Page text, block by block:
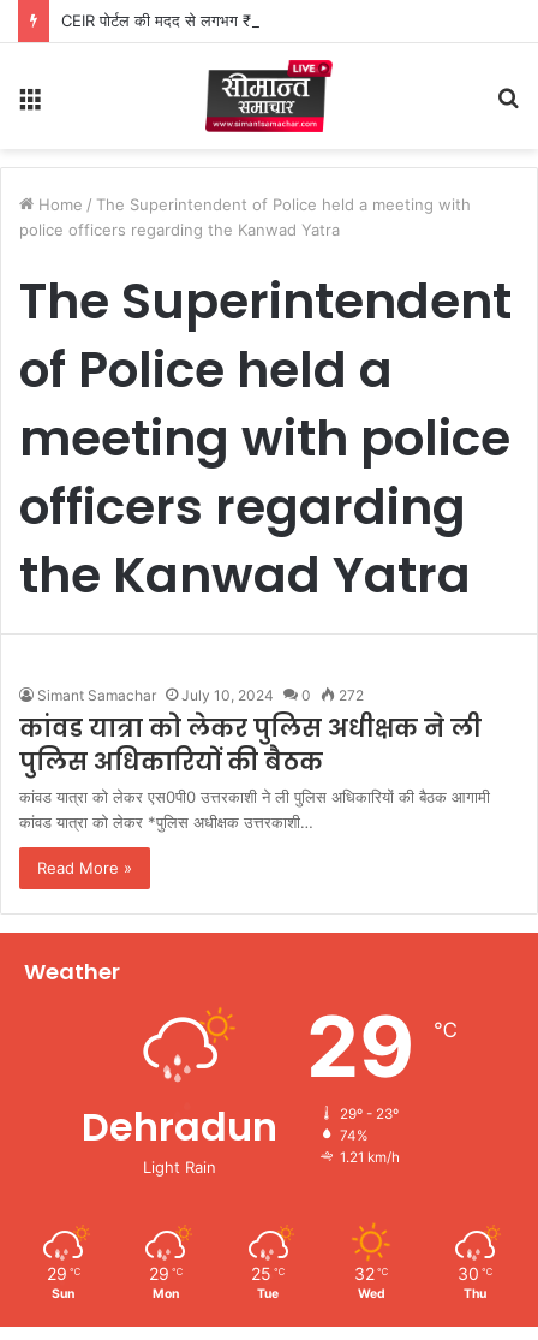
CEIR पोर्टल की मदद से लगभग ₹5 लाख मूल्य के 20 मोबाइल फोन बरामद
Home / The Superintendent of Police held a meeting with
police officers regarding the Kanwad Yatra
The Superintendent
of Police held a
meeting with police
officers regarding
the Kanwad Yatra
Simant Samachar July 10, 2024 0 272
कांवड यात्रा को लेकर पुलिस अधीक्षक ने ली
पुलिस अधिकारियों की बैठक
कांवड यात्रा को लेकर एस0पी0 उत्तरकाशी ने ली पुलिस अधिकारियों की बैठक आगामी
कांवड यात्रा को लेकर *पुलिस अधीक्षक उत्तरकाशी…
Read More »
Weather
Dehradun
Light Rain
29 ℃
29º - 23º
74%
1.21 km/h
29 ℃
Sun
29 ℃
Mon
25 ℃
Tue
32 ℃
Wed
30 ℃
Thu